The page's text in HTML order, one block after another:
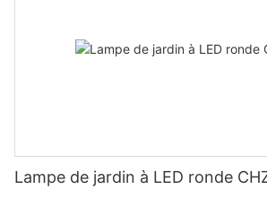
Lampe de jardin à LED ronde